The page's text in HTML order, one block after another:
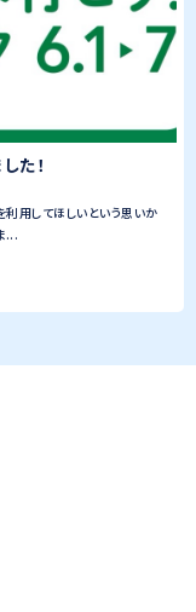
た！
用してほしいという思いか
...